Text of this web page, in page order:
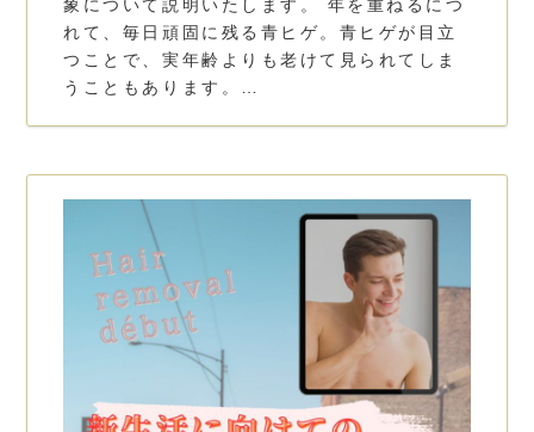
象について説明いたします。 年を重ねるにつ
れて、毎日頑固に残る青ヒゲ。青ヒゲが目立
つことで、実年齢よりも老けて見られてしま
うこともあります。…